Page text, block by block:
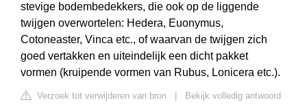
stevige bodembedekkers, die ook op de liggende
twijgen overwortelen: Hedera, Euonymus,
Cotoneaster, Vinca etc., of waarvan de twijgen zich
goed vertakken en uiteindelijk een dicht pakket
vormen (kruipende vormen van Rubus, Lonicera etc.).
Verzoek tot verwijderen van bron
Bekijk volledig antwoord